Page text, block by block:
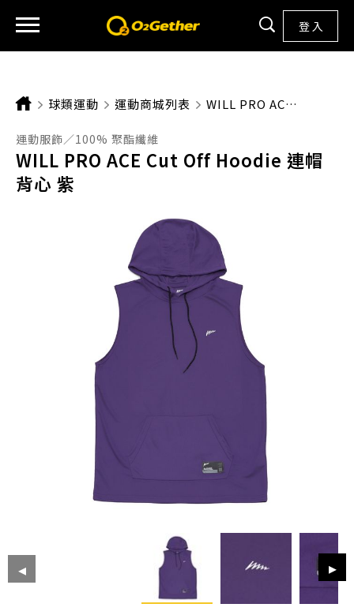
登 入
球類運動 運動商城列表 CURRENT: WILL PRO ACE CUT OFF HOODIE 連帽背心 紫
運動服飾／100% 聚酯纖維
WILL PRO ACE Cut Off Hoodie 連帽
背心 紫